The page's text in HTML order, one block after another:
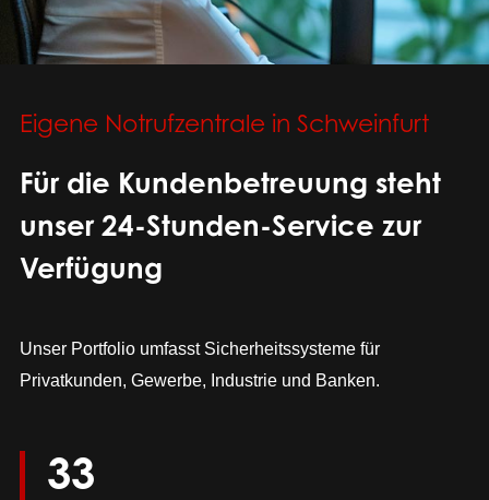
Eigene Notrufzentrale in Schweinfurt
Für die Kundenbetreuung steht
unser 24-Stunden-Service zur
Verfügung
Unser Portfolio umfasst Sicherheitssysteme für
Privatkunden, Gewerbe, Industrie und Banken.
36